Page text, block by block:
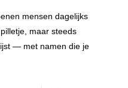
mensen dagelijks
maar steeds
— met namen die je